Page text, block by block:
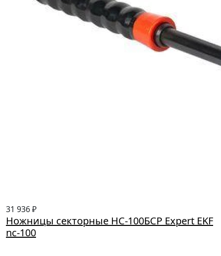
31 936 ₽
Ножницы секторные НС-100БСР Expert EKF
nc-100